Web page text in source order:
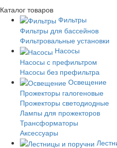
Каталог товаров
Фильтры
Фильтры для бассейнов
Фильтровальные установки
Насосы
Насосы с префильтром
Насосы без префильтра
Освещение
Прожекторы галогеновые
Прожекторы светодиодные
Лампы для прожекторов
Трансформаторы
Аксессуары